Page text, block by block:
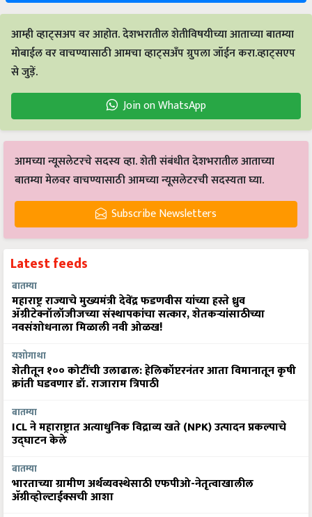
आम्ही व्हाट्सअप वर आहोत. देशभरातील शेतीविषयीच्या आताच्या बातम्या
मोबाईल वर वाचण्यासाठी आमचा व्हाट्सअँप ग्रुपला जॉईन करा.व्हाट्सएप
से जुड़ें.
Join on WhatsApp
आमच्या न्यूसलेटरचे सदस्य व्हा. शेती संबंधीत देशभरातील आताच्या
बातम्या मेलवर वाचण्यासाठी आमच्या न्यूसलेटरची सदस्यता घ्या.
Subscribe Newsletters
Latest feeds
बातम्या
महाराष्ट्र राज्याचे मुख्यमंत्री देवेंद्र फडणवीस यांच्या हस्ते ध्रुव
ॲग्रीटेक्नॉलॉजीजच्या संस्थापकांचा सत्कार, शेतकऱ्यांसाठीच्या
नवसंशोधनाला मिळाली नवी ओळख!
यशोगाथा
शेतीतून १०० कोटींची उलाढाल: हेलिकॉप्टरनंतर आता विमानातून कृषी
क्रांती घडवणार डॉ. राजाराम त्रिपाठी
बातम्या
ICL ने महाराष्ट्रात अत्याधुनिक विद्राव्य खते (NPK) उत्पादन प्रकल्पाचे
उद्घाटन केले
बातम्या
भारताच्या ग्रामीण अर्थव्यवस्थेसाठी एफपीओ-नेतृत्वाखालील
अ‍ॅग्रीव्होल्टाईक्सची आशा